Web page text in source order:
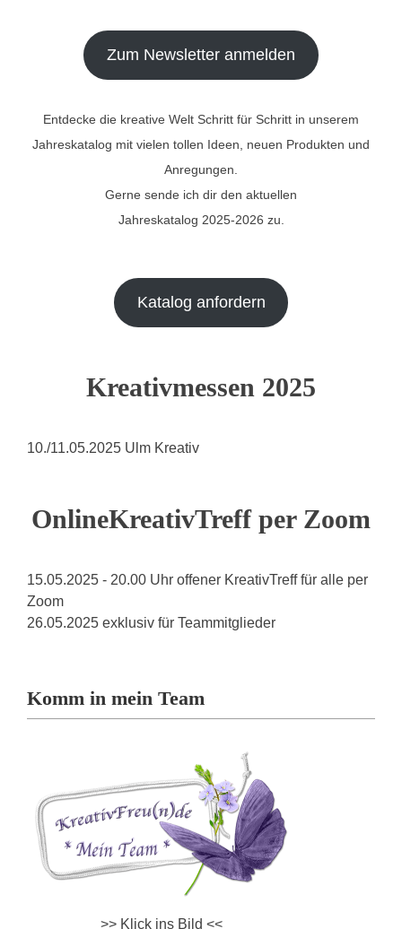
Zum Newsletter anmelden
Entdecke die kreative Welt Schritt für Schritt in unserem
Jahreskatalog mit vielen tollen Ideen, neuen Produkten und
Anregungen.
Gerne sende ich dir den aktuellen
Jahreskatalog 2025-2026 zu.
Katalog anfordern
Kreativmessen 2025
10./11.05.2025 Ulm Kreativ
OnlineKreativTreff per Zoom
15.05.2025 - 20.00 Uhr offener KreativTreff für alle per
Zoom
26.05.2025 exklusiv für Teammitglieder
Komm in mein Team
>> Klick ins Bild <<